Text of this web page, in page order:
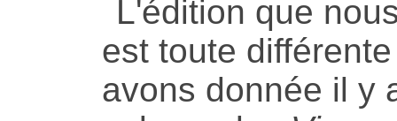
L'édition que
est toute
avons donnée il y